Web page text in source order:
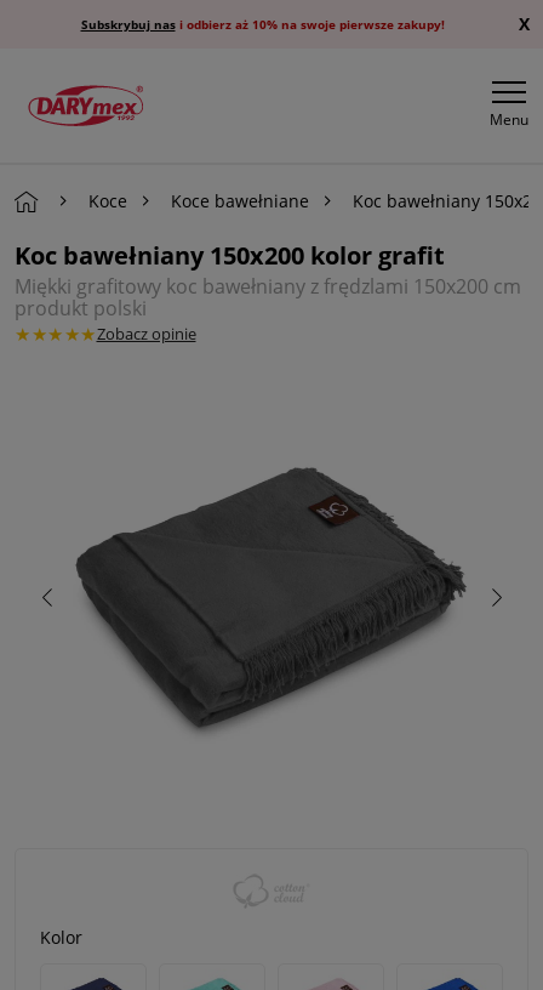
Subskrybuj nasi odbierz aż 10% na swoje pierwsze zakupy! X
Menu
Koce Koce bawełniane Koc bawełniany
Koc bawełniany 150x200 kolor grafit
Miękki grafitowy koc bawełniany z frędzlami 150x200 cm
produkt polski
★★★★★Zobacz opinie
Kolor